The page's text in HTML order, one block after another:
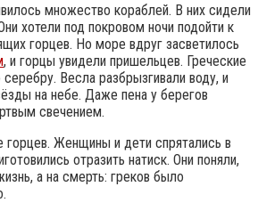
множество кораблей. В них сидели
хотели под покровом ночи подойти к
горцев. Но море вдруг засветилось
, и горцы увидели пришельцев. Греческие
Весла разбрызгивали воду, и
на небе. Даже пена у берегов
свечением.
горцев. Женщины и дети спрятались в
отразить натиск. Они поняли,
а на смерть: греков было